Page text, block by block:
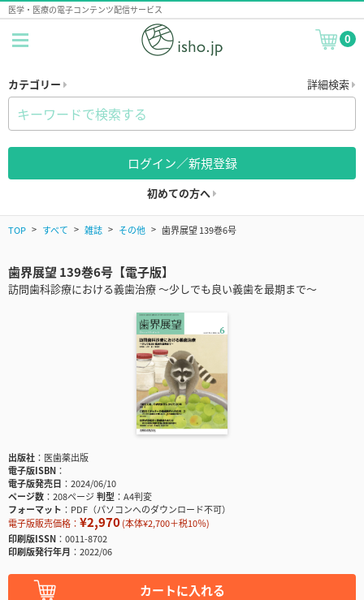
医学・医療の電子コンテンツ配信サービス
0
カテゴリー 詳細検索
ログイン／新規登録
初めての方へ
TOP すべて 雑誌 その他 歯界展望 139巻6号
歯界展望 139巻6号【電子版】
訪問歯科診療における義歯治療 ～少しでも良い義歯を最期まで～
出版社
医歯薬出版
電子版ISBN
電子版発売日
2024/06/10
ページ数
208ページ判型
A4判変
フォーマット
PDF（パソコンへのダウンロード不可）
電子版販売価格： ¥2,970(本体¥2,700＋税10％)
印刷版ISSN
0011-8702
印刷版発行年月
2022/06
カートに入れる